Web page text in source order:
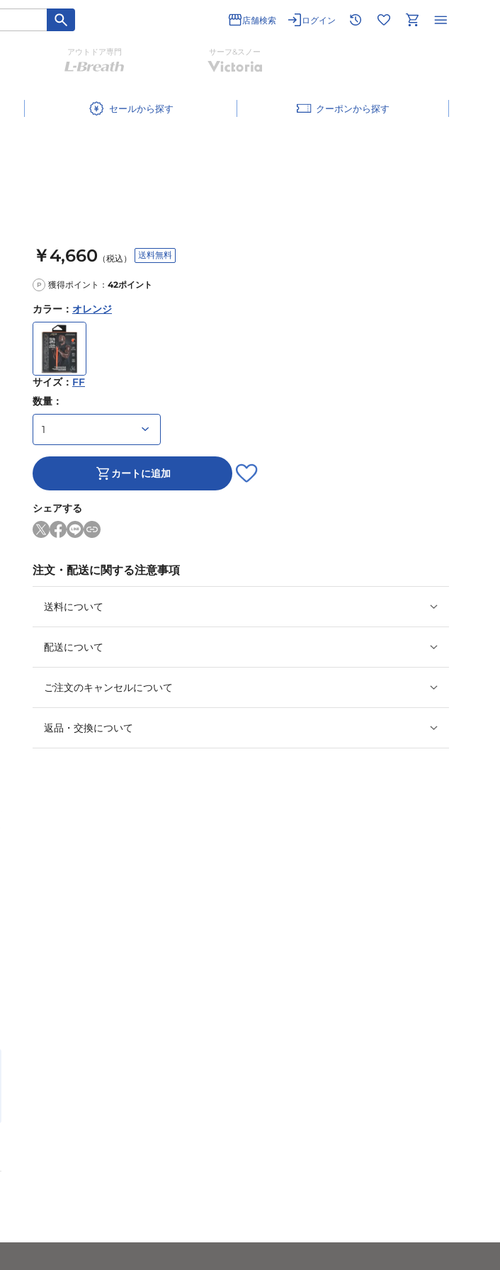
店舗検索 ログイン
アウトドア専門 サーフ&スノー
セール クーポン
￥4,660 （税込） 送料無料
P 獲得ポイント： 42ポイント
カラー ： オレンジ
サイズ： FF
数量：
カートに追加
シェアする
注文・配送に関する注意事項
送料について
配送について
ご注文のキャンセルについて
返品・交換について